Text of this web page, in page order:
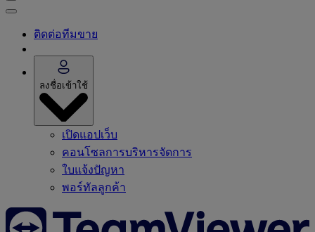
ติดต่อทีมขาย
ลงชื่อเข้าใช้
เปิดแอปเว็บ
คอนโซลการบริหารจัดการ
ใบแจ้งปัญหา
พอร์ทัลลูกค้า